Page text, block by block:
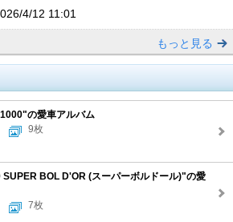
4/12 11:01
もっと見る
の愛車アルバム
9枚
BOL D'OR (スーパーボルドール)"の愛
7枚